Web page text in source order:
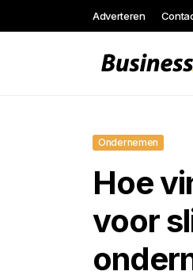
Adverteren
Ondernemen
Hoe
voor